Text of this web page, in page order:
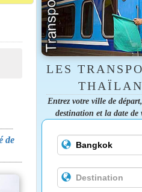
de
LES
Entrez votre ville de
destination et la date de